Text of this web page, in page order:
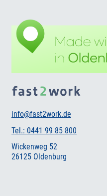
info@fast2work.de
Tel.: 0441 99 85 800
Wickenweg 52
26125 Oldenburg